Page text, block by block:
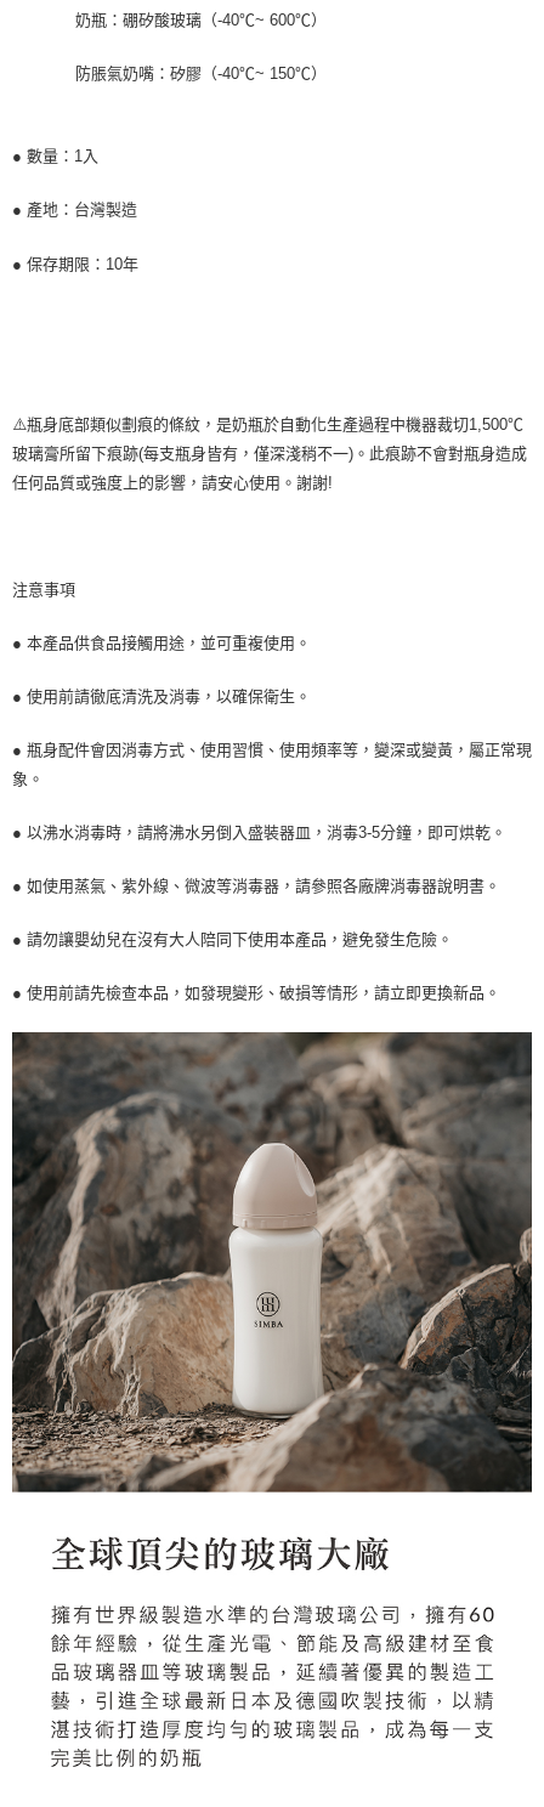
奶瓶：硼矽酸玻璃（-40℃~ 600℃）
防脹氣奶嘴：矽膠（-40℃~ 150℃）
● 數量：1入
● 產地：台灣製造
● 保存期限：10年
⚠️瓶身底部類似劃痕的條紋，是奶瓶於自動化生產過程中機器裁切1,500℃
玻璃膏所留下痕跡(每支瓶身皆有，僅深淺稍不一)。此痕跡不會對瓶身造成
任何品質或強度上的影響，請安心使用。謝謝!
注意事項
● 本產品供食品接觸用途，並可重複使用。
● 使用前請徹底清洗及消毒，以確保衛生。
● 瓶身配件會因消毒方式、使用習慣、使用頻率等，變深或變黃，屬正常現
象。
● 以沸水消毒時，請將沸水另倒入盛裝器皿，消毒3-5分鐘，即可烘乾。
● 如使用蒸氣、紫外線、微波等消毒器，請參照各廠牌消毒器說明書。
● 請勿讓嬰幼兒在沒有大人陪同下使用本產品，避免發生危險。
● 使用前請先檢查本品，如發現變形、破損等情形，請立即更換新品。